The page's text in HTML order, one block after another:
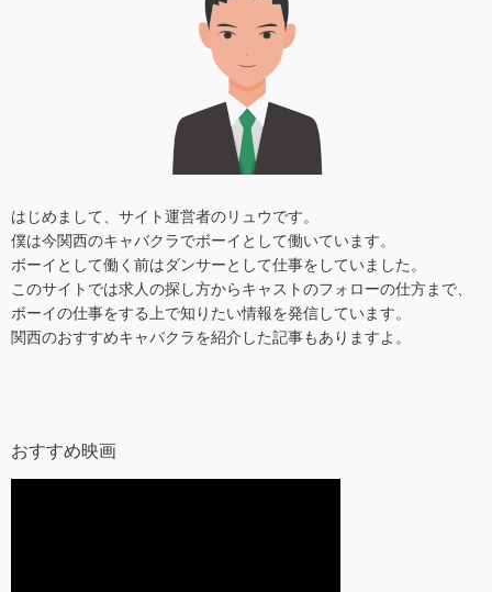
はじめまして、サイト運営者のリュウです。
僕は今関西のキャバクラでボーイとして働いています。
ボーイとして働く前はダンサーとして仕事をしていました。
このサイトでは求人の探し方からキャストのフォローの仕方まで、
ボーイの仕事をする上で知りたい情報を発信しています。
関西のおすすめキャバクラを紹介した記事もありますよ。
おすすめ映画